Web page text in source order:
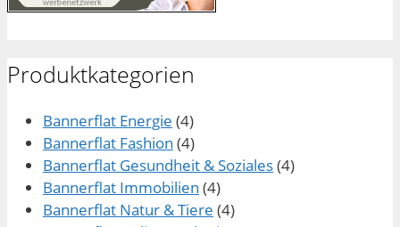
Produktkategorien
Bannerflat Energie (4)
Bannerflat Fashion (4)
Bannerflat Gesundheit & Soziales(4)
Bannerflat Immobilien (4)
Bannerflat Natur & Tiere (4)